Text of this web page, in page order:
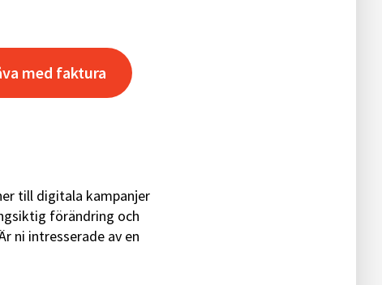
med faktura
till digitala kampanjer
förändring och
ni intresserade av en